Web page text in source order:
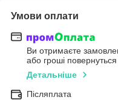
Умови оплати
Ви отримаєте
або гроші
Детальніше
Післяплата